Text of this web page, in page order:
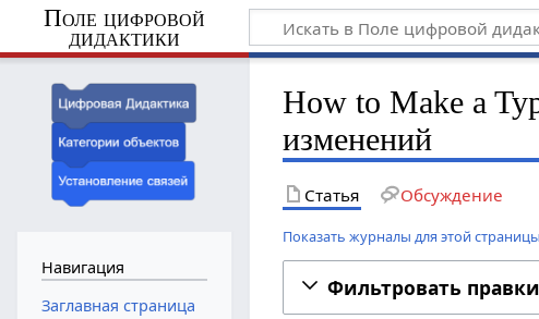
Поле цифровой
дидактики
How to Make a
изменений
Статья Обсуждение
Показать журналы для этой страницы
Фильтровать правки
Навигация
Заглавная страница